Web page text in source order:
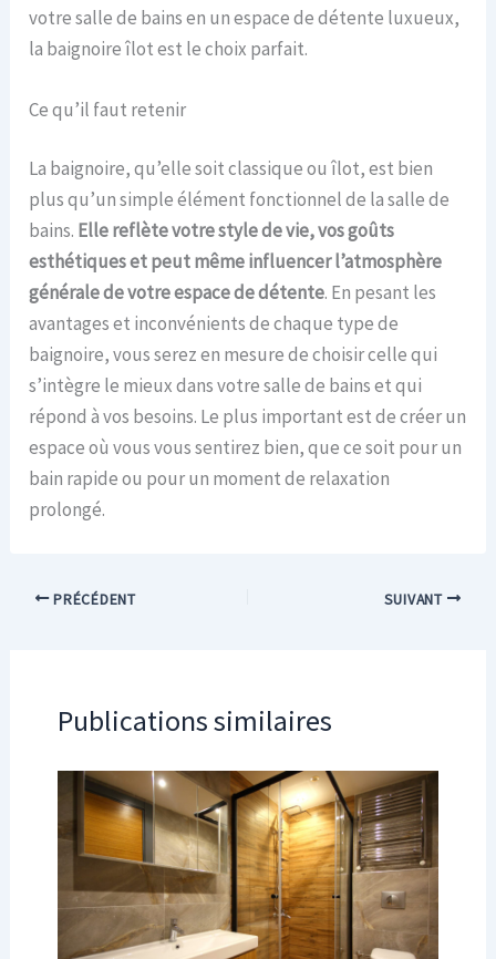
votre salle de bains en un espace de détente luxueux,
la baignoire îlot est le choix parfait.
Ce qu’il faut retenir
La baignoire, qu’elle soit classique ou îlot, est bien
plus qu’un simple élément fonctionnel de la salle de
bains. Elle reflète votre style de vie, vos goûts
esthétiques et peut même influencer l’atmosphère
générale de votre espace de détente. En pesant les
avantages et inconvénients de chaque type de
baignoire, vous serez en mesure de choisir celle qui
s’intègre le mieux dans votre salle de bains et qui
répond à vos besoins. Le plus important est de créer un
espace où vous vous sentirez bien, que ce soit pour un
bain rapide ou pour un moment de relaxation
prolongé.
PRÉCÉDENT SUIVANT
Publications similaires